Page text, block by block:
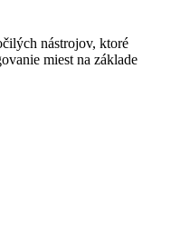
nástrojov, ktoré
miest na základe